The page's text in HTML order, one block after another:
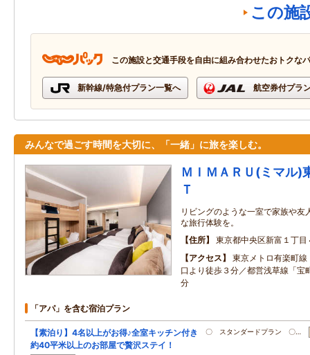
この施
この施設と交通手段を自由に組み合わせたおトクな
新幹線/特急付プラン一覧へ 航空券付プラ
みんなで過ごす時間を大切に、「一緒」に旅を楽しむ。
ＭＩＭＡＲＵ(ミマル
Ｔ
リビングのような一室で家族や友
な旅行体験を。
住所
東京都中央区新富１丁目
アクセス
東京メトロ有楽町
口より徒歩３分／都営浅草線「宝
分
「アパ」を含む宿泊プラン
【素泊り】4名以上がお得♪全室キッチン付き
約40平米以上のお部屋で贅沢ステイ！
〇 スタンダードプラン 〇…